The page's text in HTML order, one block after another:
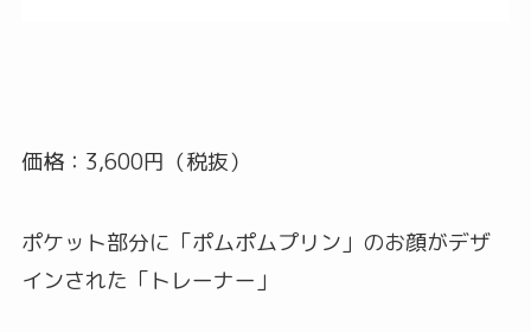
価格：3,600円（税抜）
ポケット部分に「ポムポムプリン」のお顔がデザ
インされた「トレーナー」